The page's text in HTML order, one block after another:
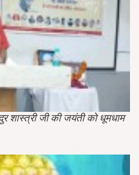
शास्त्री जी की जयंती को धूमधाम